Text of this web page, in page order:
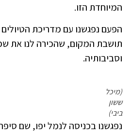
המיוחדת הזו.
הפעם נפגשנו עם מדריכת הטיולים
תושבת המקום, שהכירה לנו את
וסביבותיה.
(מיכל
ששון
ביבי)
נפגשנו בכניסה לנמל יפו, שם